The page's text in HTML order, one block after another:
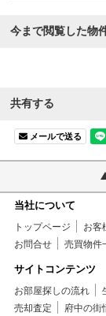
今まで閲覧した物
共有する
メールで送る
当社について
トップページ お客
お問合せ
売買物件
サイトコンテンツ
お部屋探しの流れ
売却査定
府中の街